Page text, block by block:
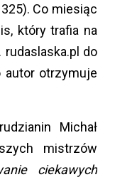
Co miesiąc
który trafia na
do
autor otrzymuje
Michał
mistrzów
ciekawych